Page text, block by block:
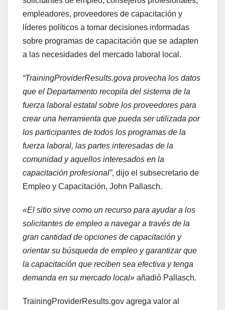
empleadores, proveedores de capacitación y
líderes políticos a tomar decisiones informadas
sobre programas de capacitación que se adapten
a las necesidades del mercado laboral local.
“TrainingProviderResults.gova provecha los datos
que el Departamento recopila del sistema de la
fuerza laboral estatal sobre los proveedores para
crear una herramienta que pueda ser utilizada por
los participantes de todos los programas de la
fuerza laboral, las partes interesadas de la
comunidad y aquellos interesados ​​en la
capacitación profesional”, dijo el subsecretario de
Empleo y Capacitación, John Pallasch.
«El sitio sirve como un recurso para ayudar a los
solicitantes de empleo a navegar a través de la
gran cantidad de opciones de capacitación y
orientar su búsqueda de empleo y garantizar que
la capacitación que reciben sea efectiva y tenga
demanda en su mercado local» añadió Pallasch.
TrainingProviderResults.gov agrega valor al